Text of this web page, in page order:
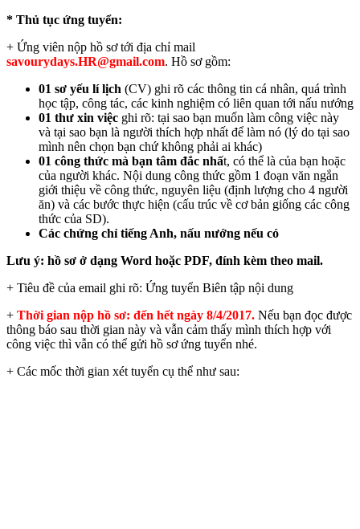
* Thủ tục ứng tuyển:
+ Ứng viên nộp hồ sơ tới địa chỉ mail
savourydays.HR@gmail.com. Hồ sơ gồm:
01 sơ yếu lí lịch (CV) ghi rõ các thông tin cá nhân, quá trình
học tập, công tác, các kinh nghiệm có liên quan tới nấu nướng
01 thư xin việc ghi rõ: tại sao bạn muốn làm công việc này
và tại sao bạn là người thích hợp nhất để làm nó (lý do tại sao
mình nên chọn bạn chứ không phải ai khác)
01 công thức mà bạn tâm đắc nhất, có thể là của bạn hoặc
của người khác. Nội dung công thức gồm 1 đoạn văn ngắn
giới thiệu về công thức, nguyên liệu (định lượng cho 4 người
ăn) và các bước thực hiện (cấu trúc về cơ bản giống các công
thức của SD).
Các chứng chỉ tiếng Anh, nấu nướng nếu có
Lưu ý: hồ sơ ở dạng Word hoặc PDF, đính kèm theo mail.
+ Tiêu đề của email ghi rõ: Ứng tuyển Biên tập nội dung
+ Thời gian nộp hồ sơ: đến hết ngày 8/4/2017. Nếu bạn đọc được
thông báo sau thời gian này và vẫn cảm thấy mình thích hợp với
công việc thì vẫn có thể gửi hồ sơ ứng tuyển nhé.
+ Các mốc thời gian xét tuyển cụ thể như sau: